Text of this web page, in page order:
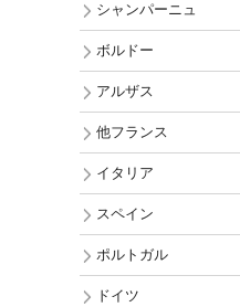
シャンパーニュ
ボルドー
アルザス
他フランス
イタリア
スペイン
ポルトガル
ドイツ